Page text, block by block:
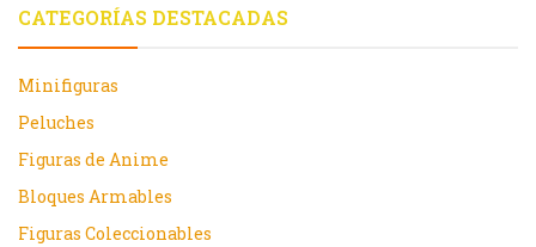
CATEGORÍAS DESTACADAS
Minifiguras
Peluches
Figuras de Anime
Bloques Armables
Figuras Coleccionables